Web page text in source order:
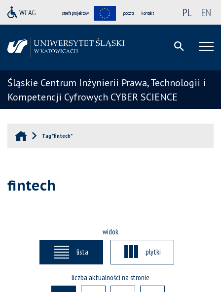
strefa projektów poczta kontakt PL EN
Śląskie Centrum Inżynierii Prawa, Technologii i
Kompetencji Cyfrowych CYBER SCIENCE
Tag "fintech"
fintech
widok
lista plytki
liczba aktualności na stronie